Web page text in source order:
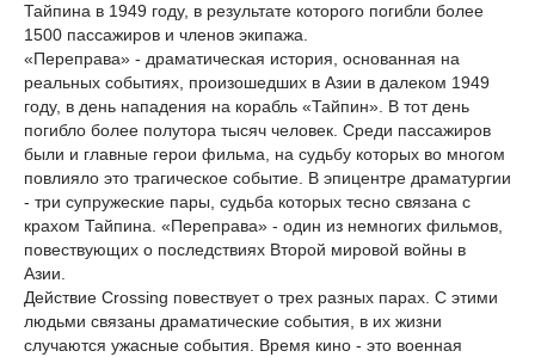
Тайпина в 1949 году, в результате которого погибли более
1500 пассажиров и членов экипажа.
«Переправа» - драматическая история, основанная на
реальных событиях, произошедших в Азии в далеком 1949
году, в день нападения на корабль «Тайпин». В тот день
погибло более полутора тысяч человек. Среди пассажиров
были и главные герои фильма, на судьбу которых во многом
повлияло это трагическое событие. В эпицентре драматургии
- три супружеские пары, судьба которых тесно связана с
крахом Тайпина. «Переправа» - один из немногих фильмов,
повествующих о последствиях Второй мировой войны в
Азии.
Действие Crossing повествует о трех разных парах. С этими
людьми связаны драматические события, в их жизни
случаются ужасные события. Время кино - это военная